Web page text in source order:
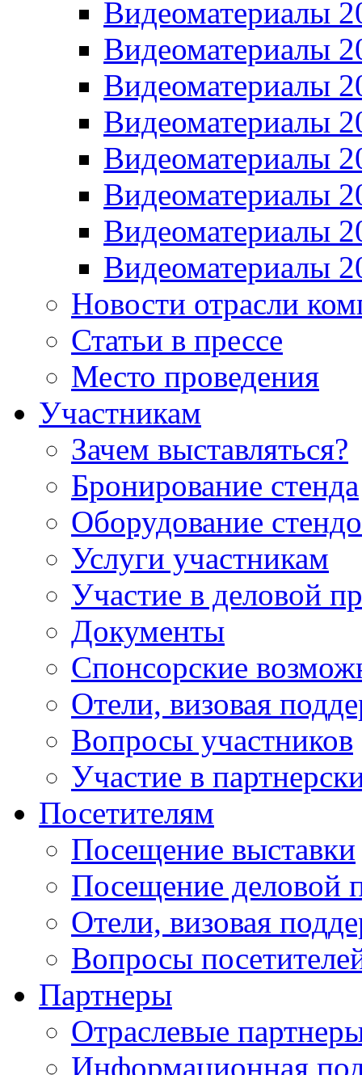
Видеоматериалы
Видеоматериалы
Видеоматериалы
Видеоматериалы
Видеоматериалы
Видеоматериалы
Видеоматериалы
Видеоматериалы
Новости отрасли
Статьи в прессе
Место проведения
Участникам
Зачем выставляться?
Бронирование стенда
Оборудование
Услуги участникам
Участие в деловой
Документы
Спонсорские
Отели, визовая
Вопросы участников
Участие в
Посетителям
Посещение выставки
Посещение деловой
Отели, визовая
Вопросы
Партнеры
Отраслевые
Информационная